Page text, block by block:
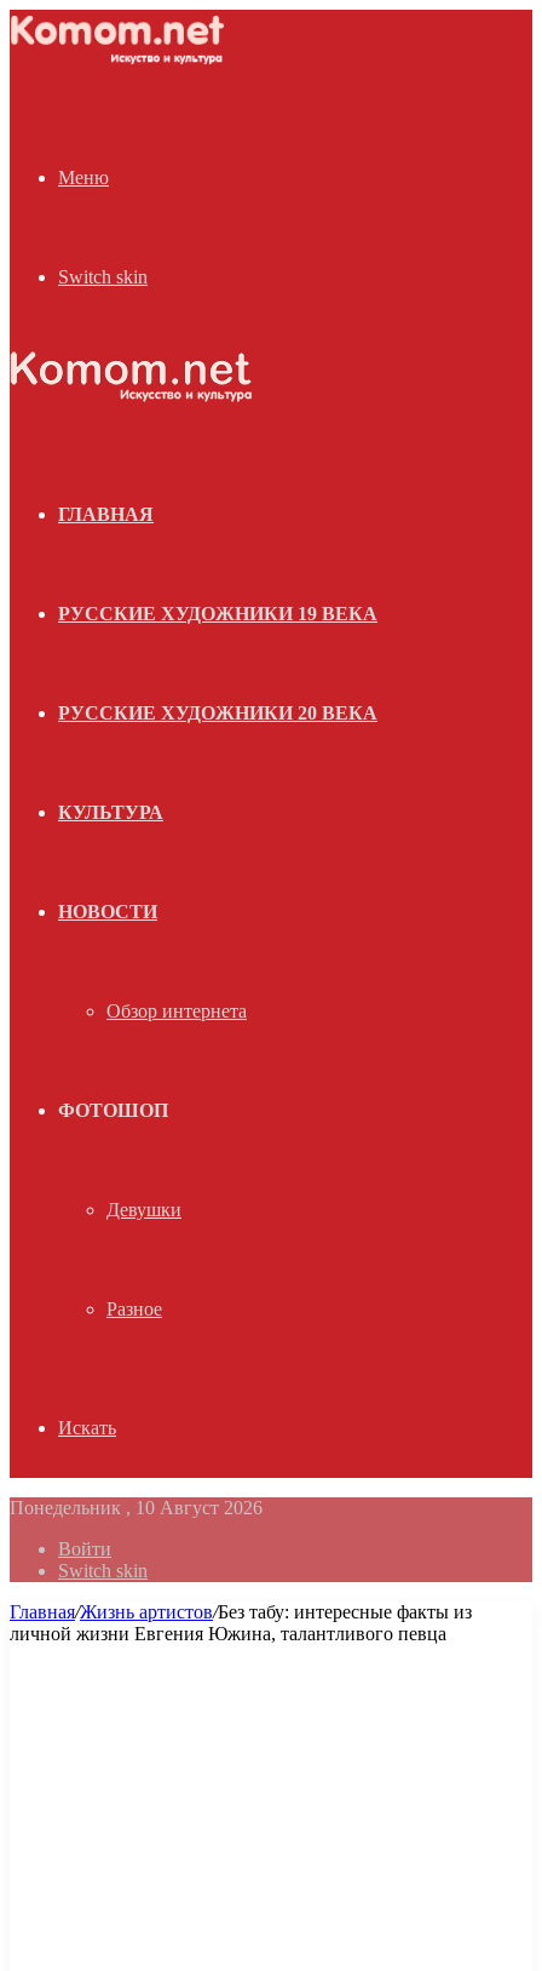
Меню
Switch skin
ГЛАВНАЯ
РУССКИЕ ХУДОЖНИКИ 19 ВЕКА
РУССКИЕ ХУДОЖНИКИ 20 ВЕКА
КУЛЬТУРА
НОВОСТИ
Обзор интернета
ФОТОШОП
Девушки
Разное
Искать
Понедельник , 10 Август 2026
Войти
Switch skin
Главная/Жизнь артистов/Без табу: интересные факты из
личной жизни Евгения Южина, талантливого певца